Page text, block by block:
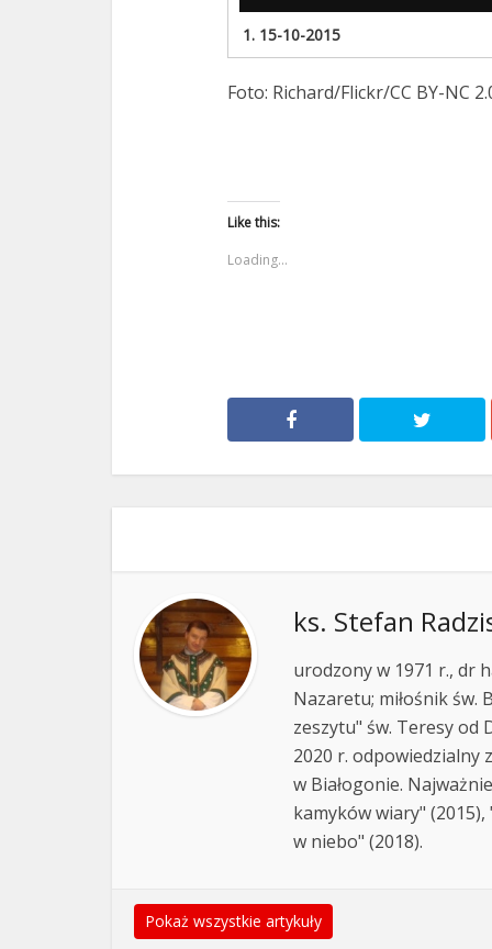
dźwiękowych
1. 15-10-2015
Foto: Richard/Flickr/CC BY-NC
Like this:
Loading...
ks. Stefan
urodzony w 1971 r., dr
Nazaretu; miłośnik św.
zeszytu" św. Teresy od
2020 r. odpowiedzialny
w Białogonie.
kamyków wiary"
w niebo" (2018).
Pokaż wszystkie artykuły